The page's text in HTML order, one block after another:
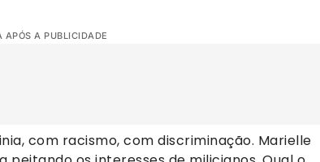
APÓS A PUBLICIDADE
com racismo, com discriminação. Marielle